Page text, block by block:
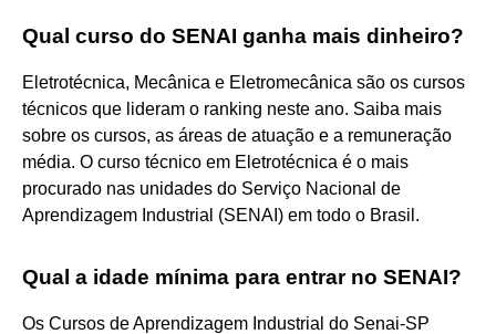
Qual curso do SENAI ganha mais dinheiro?
Eletrotécnica, Mecânica e Eletromecânica são os cursos
técnicos que lideram o ranking neste ano. Saiba mais
sobre os cursos, as áreas de atuação e a remuneração
média. O curso técnico em Eletrotécnica é o mais
procurado nas unidades do Serviço Nacional de
Aprendizagem Industrial (SENAI) em todo o Brasil.
Qual a idade mínima para entrar no SENAI?
Os Cursos de Aprendizagem Industrial do Senai-SP